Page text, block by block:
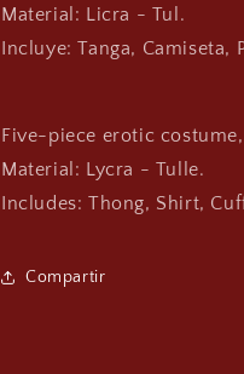
Material: Licra - Tul.
Incluye: Tanga, Camiseta,
Five-piece erotic
Material: Lycra - Tulle.
Includes: Thong, Shirt,
Compartir